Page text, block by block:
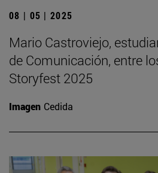
08 | 05 | 2025
Mario Castroviejo,
de Comunicación, entre
Storyfest 2025
Imagen Cedida